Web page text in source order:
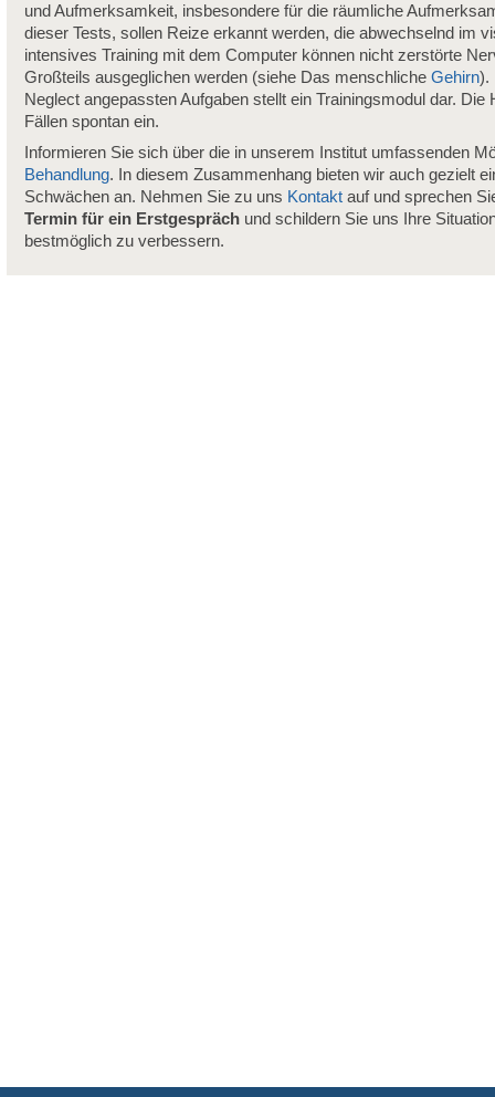
und Aufmerksamkeit, insbesondere für die räumliche
dieser Tests, sollen Reize erkannt werden, die abwechselnd im
intensives Training mit dem Computer können nicht zerstörte
Großteils ausgeglichen werden (siehe Das menschliche Gehirn).
Neglect angepassten Aufgaben stellt ein Trainingsmodul dar.
Fällen spontan ein.
Informieren Sie sich über die in unserem Institut umfassenden
Behandlung. In diesem Zusammenhang bieten wir auch gezielt
Schwächen an. Nehmen Sie zu uns Kontaktauf und sprechen
Termin für ein Erstgesprächund schildern Sie uns Ihre
bestmöglich zu verbessern.